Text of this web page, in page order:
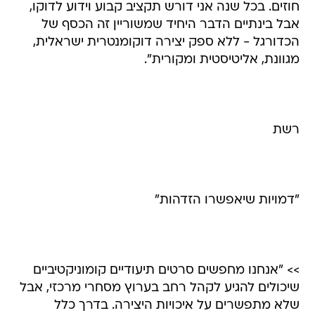
חוזים. בכל שנה אני דורש תקציב קבוע וידוע לדוקו,
אבל בינתיים הדבר היחיד שמשוריין זה הכסף של
הכדורגל - ללא ספק יצירה דוקומנטרית ישראלית,
מגוונת, אליטיסטית ומקורית".
רשת
"דמויות שיאפשרו הזדהות"
>> "אנחנו מחפשים סרטים תיעודיים קומוניקטיביים
שיכולים להגיע לקהל רחב בערוץ מסחרי מרכזי, אבל
שלא מתפשרים על איכויות היצירה. בדרך כלל